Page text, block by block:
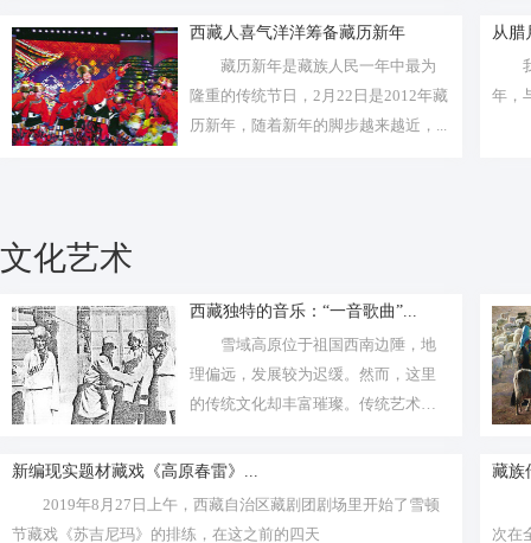
西藏人喜气洋洋筹备藏历新年
藏历新年是藏族人民一年中最为
隆重的传统节日，2月22日是2012年藏
历新年，随着新年的脚步越来越近，...
从腊
年，
文化艺术
西藏独特的音乐：“一音歌曲”...
雪域高原位于祖国西南边陲，地
理偏远，发展较为迟缓。然而，这里
的传统文化却丰富璀璨。传统艺术在
新编现实题材藏戏《高原春雷》...
2019年8月27日上午，西藏自治区藏剧团剧场里开始了雪顿
节藏戏《苏吉尼玛》的排练，在这之前的四天
藏族
次在